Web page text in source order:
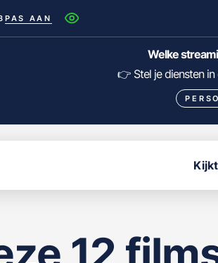
PAS AAN
SkyShowtime
HBO Max
Welke
👉 Stel je diensten